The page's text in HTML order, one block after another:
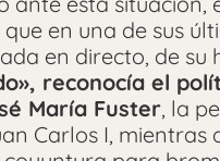
que en una de sus
en directo, de su
reconocía el
María Fuster, la
Carlos I,